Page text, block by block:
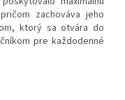
zachováva jeho
ktorý sa otvára do
pre každodenné